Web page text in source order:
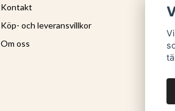
Kontakt
Köp- och leveransvillkor
Om oss